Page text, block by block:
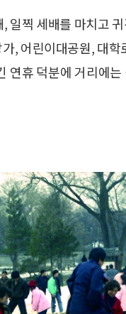
일찍 세배를 마치고
, 어린이대공원, 대
연휴 덕분에 거리에